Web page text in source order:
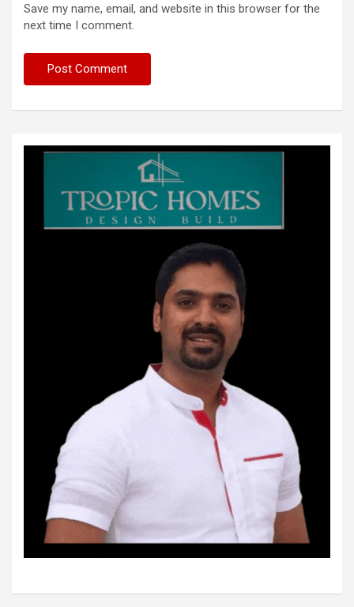
Save my name, email, and website in this browser for the
next time I comment.